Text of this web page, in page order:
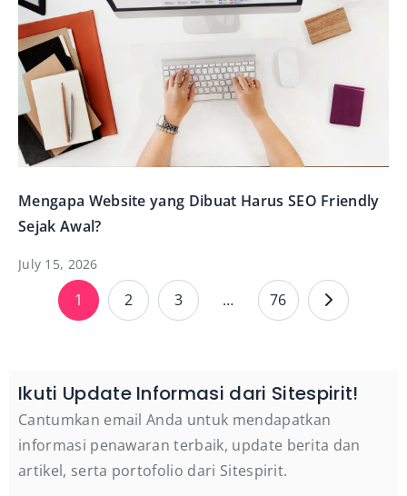
Mengapa Website yang Dibuat Harus SEO Friendly
Sejak Awal?
July 15, 2026
1 2 3 … 76
Ikuti Update Informasi dari Sitespirit!
Cantumkan email Anda untuk mendapatkan
informasi penawaran terbaik, update berita dan
artikel, serta portofolio dari Sitespirit.